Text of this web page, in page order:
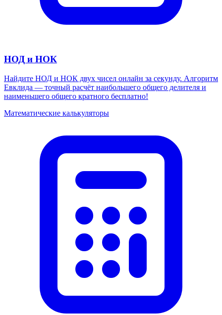
НОД и НОК
Найдите НОД и НОК двух чисел онлайн за секунду. Алгоритм
Евклида — точный расчёт наибольшего общего делителя и
наименьшего общего кратного бесплатно!
Математические калькуляторы